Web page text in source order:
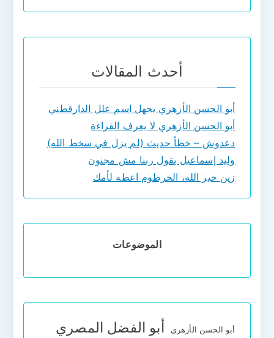
أحدث المقالات
أبو الحسن الأزهري يجهل اسم علل الدارقطني
أبو الحسن الأزهري لا يعرف القراءة
دعدوش – خطأ حديث (لم يزل في سخط الله)
وليد إسماعيل يقول ربنا مش مجنون
زين خير الله، الخرطوم اعطه لأمك
الموضوعات
أبو الحسن الأزهري أبو الفضل المصري